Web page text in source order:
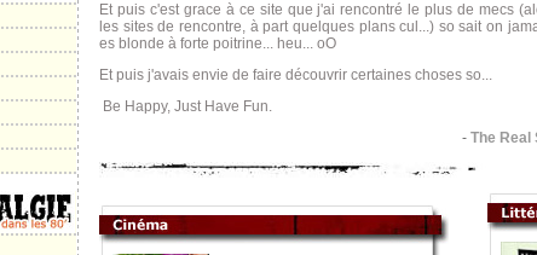
Et puis c'est grace à ce site que j'ai rencontré le plus de mecs
les sites de rencontre, à part quelques plans cul...) so sait on
es blonde à forte poitrine... heu... oO
Et puis j'avais envie de faire découvrir certaines choses so...
Be Happy, Just Have Fun.
- The Real